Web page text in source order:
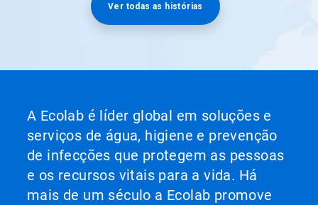
Ver todas as histórias
A Ecolab é líder global em soluções e
serviços de água, higiene e prevenção
de infecções que protegem as pessoas
e os recursos vitais para a vida. Há
mais de um século a Ecolab promove